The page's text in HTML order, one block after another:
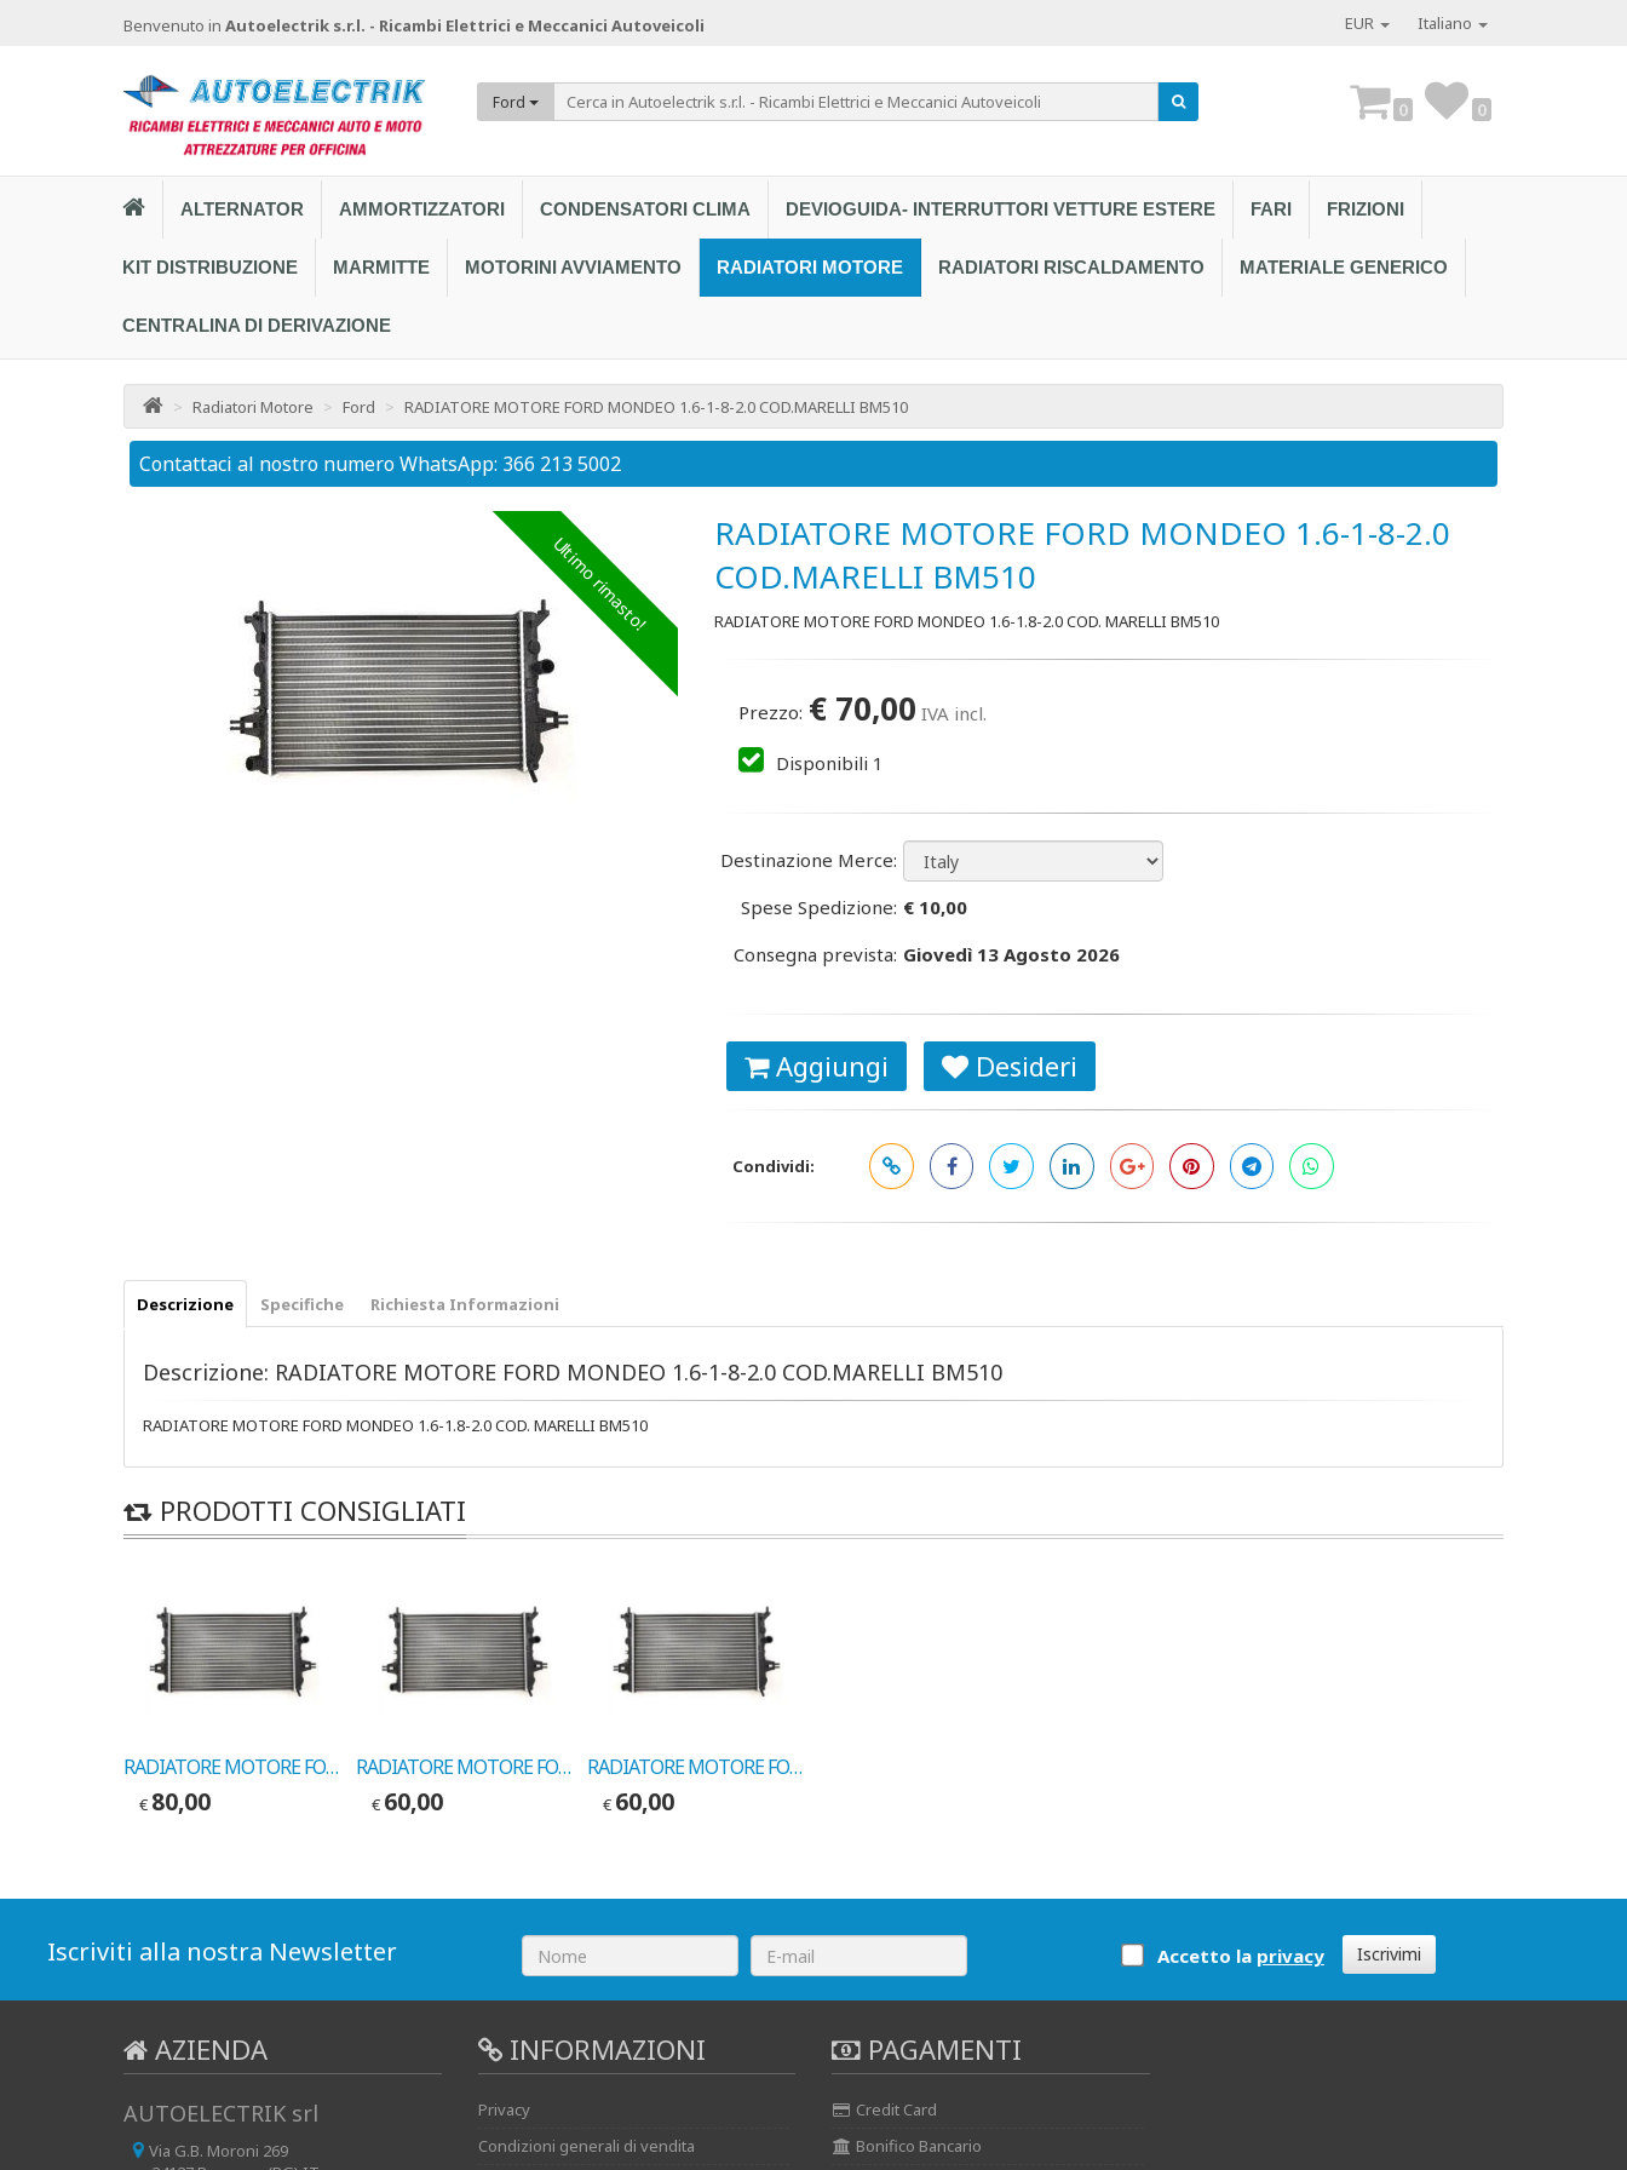
Benvenuto in Autoelectrik s.r.l. - Ricambi Elettrici e Meccanici Autoveicoli EUR Italiano
Ford 0 0
ALTERNATOR AMMORTIZZATORI CONDENSATORI CLIMA DEVIOGUIDA- INTERRUTTORI VETTURE ESTERE FARI FRIZIONI
KIT DISTRIBUZIONE MARMITTE MOTORINI AVVIAMENTO RADIATORI MOTORE RADIATORI RISCALDAMENTO MATERIALE GENERICO
CENTRALINA DI DERIVAZIONE
> Radiatori Motore > Ford > RADIATORE MOTORE FORD MONDEO 1.6-1-8-2.0 COD.MARELLI BM510
Contattaci al nostro numero WhatsApp: 366 213 5002
Ultimo rimasto!
RADIATORE MOTORE FORD MONDEO 1.6-1-8-2.0
COD.MARELLI BM510
RADIATORE MOTORE FORD MONDEO 1.6-1.8-2.0 COD. MARELLI BM510
Prezzo: € 70,00 IVA incl.
Disponibili 1
Destinazione Merce:
Spese Spedizione: € 10,00
Consegna prevista: Giovedì 13 Agosto 2026
Aggiungi Desideri
Condividi:
Descrizione Specifiche Richiesta Informazioni
Descrizione: RADIATORE MOTORE FORD MONDEO 1.6-1-8-2.0 COD.MARELLI BM510
RADIATORE MOTORE FORD MONDEO 1.6-1.8-2.0 COD. MARELLI BM510
PRODOTTI CONSIGLIATI
RADIATORE MOTORE FORD FIESTA IV 1.8D COD.MARELLI BM725
€ 80,00
RADIATORE MOTORE FORD ESCORT V-ORION III COD.MARELLI BM493
€ 60,00
RADIATORE MOTORE FORD FIESTA 1.0-1.1-1.3 COD. MARELLI BM484
€ 60,00
Iscriviti alla nostra Newsletter Accetto la privacy Iscrivimi
AZIENDA
AUTOELECTRIK srl
Via G.B. Moroni 269
INFORMAZIONI
Privacy
Condizioni generali di vendita
PAGAMENTI
Credit Card
Bonifico Bancario